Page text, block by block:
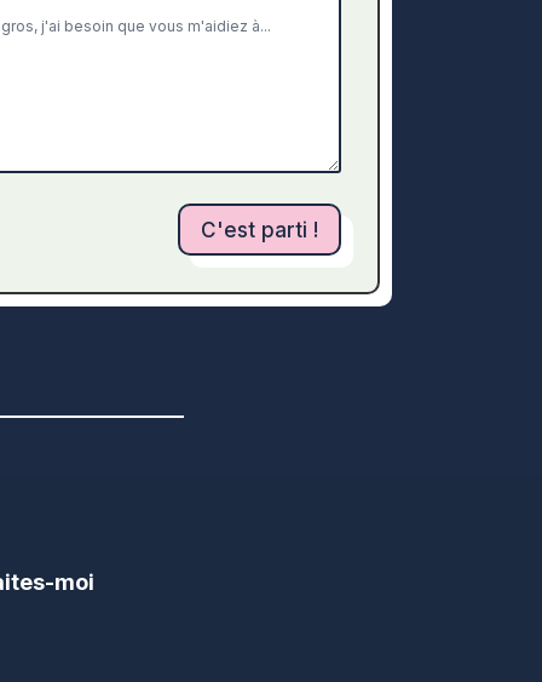
C'est parti !
moi